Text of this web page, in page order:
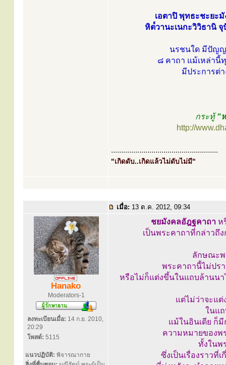
เอตาปิ พุทธะชะยะ
หิต๎วานะเนกะวิวิธานิ
นรชนใด มีปัญญ
๘ คาถา แม้เหล่านี้
มีประการต่
กระทู้“
http://
.....................................................
"เกิดดับ..เกิดแล้วไม่ดับไม่มี"
เมื่อ: 13 ต.ค. 2012, 09:34
Hanako
Moderators-1
ลงทะเบียนเมื่อ: 14 ก.ย. 2010,
20:29
โพสต์: 5115
แนวปฏิบัติ: พิจารณากาย
ชยมังคลอัฎฐคาถาห
เป็นพระคาถาที่กล่าวถึ
ลักษณะพ
พระคาถานี้ไม่ปร
หรือไม่ก็แต่งขึ้นในแถบล้านน
แต่ไม่ว่าจะแ
ในแถ
แม้ในอินเดีย ก็มี
ความหมายของพ
ทั้งในพ
ซึ่งเป็นเรื่องราวที่